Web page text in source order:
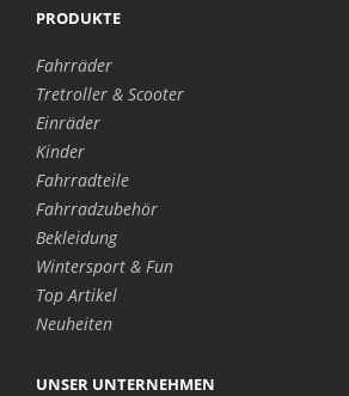
PRODUKTE
Fahrräder
Tretroller & Scooter
Einräder
Kinder
Fahrradteile
Fahrradzubehör
Bekleidung
Wintersport & Fun
Top Artikel
Neuheiten
UNSER UNTERNEHMEN